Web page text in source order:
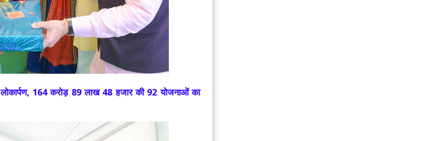
164 करोड़ 89 लाख 48 हजार की 92 योजनाओं का